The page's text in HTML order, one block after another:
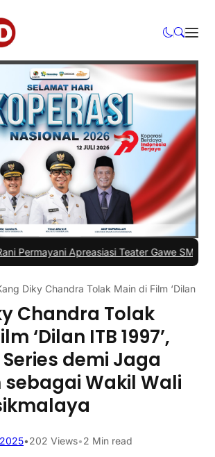
Apreasiasi Teater Gawe SMKN 3
Diky Chandra Tolak Main di Film ‘Dilan
Chandra Tolak
‘Dilan ITB 1997’,
Series demi Jaga
Wakil Wali
•202 Views•2 Min read